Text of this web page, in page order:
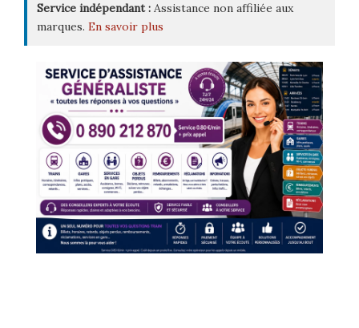
Service indépendant : Assistance non affiliée aux
marques. En savoir plus